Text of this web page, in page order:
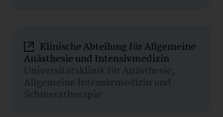
Klinische Abteilung für Allgemeine
Anästhesie und Intensivmedizin
Universitätsklinik für Anästhesie,
Allgemeine Intensivmedizin und
Schmerztherapie